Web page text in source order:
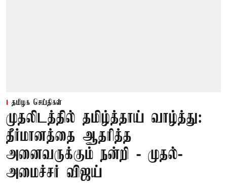
தமிழக செய்திகள்
முதலிடத்தில் தமிழ்த்தாய் வாழ்த்து:
தீர்மானத்தை ஆதரித்த
அனைவருக்கும் நன்றி - முதல்-
அமைச்சர் விஜய்